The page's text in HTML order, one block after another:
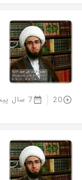
20 7 سال پیش